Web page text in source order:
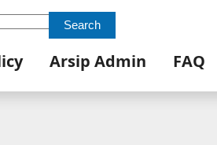
Search
Arsip Admin FAQ